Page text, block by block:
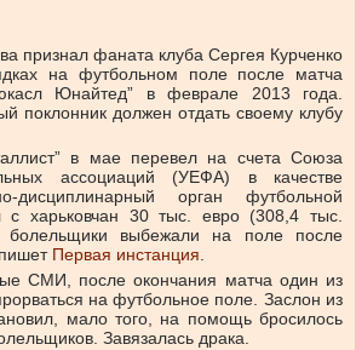
признал фаната клуба Сергея Курченко
на футбольном поле после матча
Юнайтед” в феврале 2013 года.
поклонник должен отдать своему клубу
в мае перевел на счета Союза
ассоциаций (УЕФА) в качестве
дисциплинарный орган футбольной
с харьковчан 30 тыс. евро (308,4 тыс.
болельщики выбежали на поле после
Первая инстанция.
СМИ, после окончания матча один из
на футбольное поле. Заслон из
мало того, на помощь бросилось
Завязалась драка.